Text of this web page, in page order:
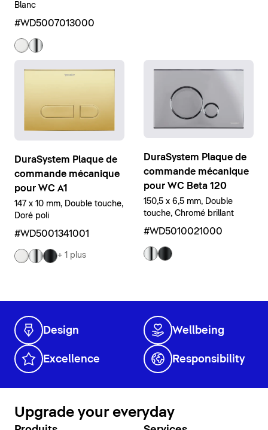
Blanc
#WD5007013000
DuraSystem Plaque de
commande mécanique
pour WC A1
147 x 10 mm, Double touche,
Doré poli
#WD5001341001
+ 1 plus
DuraSystem Plaque de
commande mécanique
pour WC Beta 120
150,5 x 6,5 mm, Double
touche, Chromé brillant
#WD5010021000
Design Wellbeing
Excellence Responsibility
Upgrade your everyday